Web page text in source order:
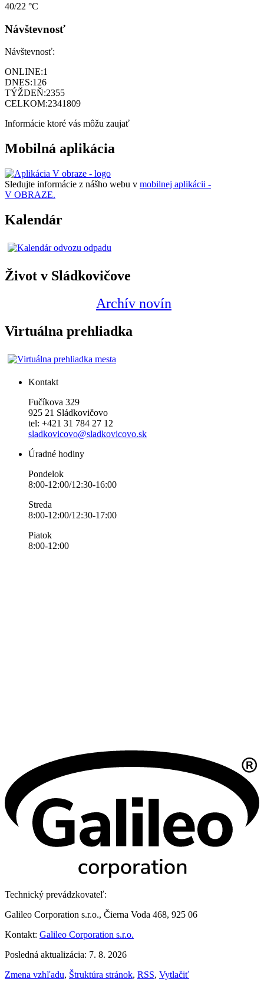
40/22 °C
Návštevnosť
Návštevnosť:
ONLINE:1
DNES:126
TÝŽDEŇ:2355
CELKOM:2341809
Informácie ktoré vás môžu zaujať
Mobilná aplikácia
Sledujte informácie z nášho webu v mobilnej aplikácii -
V OBRAZE.
Kalendár
Život v Sládkovičove
Archív novín
Virtuálna prehliadka
Kontakt
Fučíkova 329
925 21 Sládkovičovo
tel: +421 31 784 27 12
sladkovicovo@sladkovicovo.sk
Úradné hodiny
Pondelok
8:00-12:00/12:30-16:00
Streda
8:00-12:00/12:30-17:00
Piatok
8:00-12:00
Technický prevádzkovateľ:
Galileo Corporation s.r.o., Čierna Voda 468, 925 06
Kontakt: Galileo Corporation s.r.o.
Posledná aktualizácia: 7. 8. 2026
Zmena vzhľadu, Štruktúra stránok, RSS, Vytlačiť